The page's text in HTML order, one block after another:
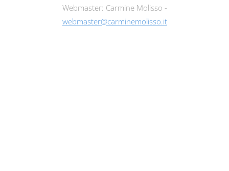
Webmaster: Carmine Molisso -
webmaster@carminemolisso.it